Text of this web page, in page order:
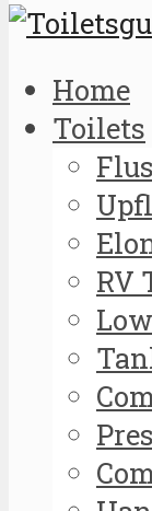
Home
Toilets
RV